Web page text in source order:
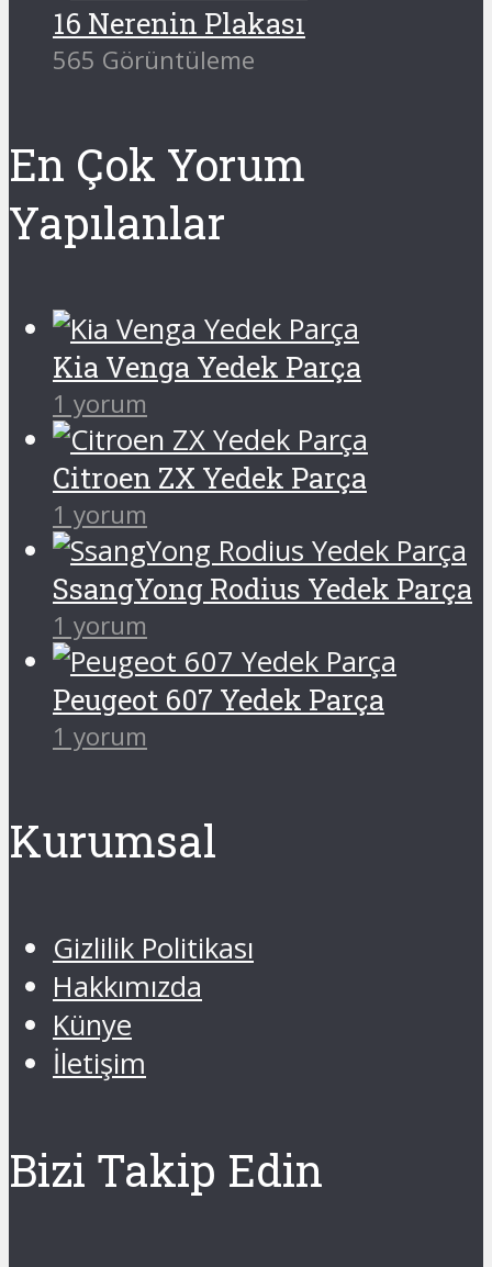
16 Nerenin Plakası
565 Görüntüleme
En Çok Yorum
Yapılanlar
Kia Venga Yedek Parça
1 yorum
Citroen ZX Yedek Parça
1 yorum
SsangYong Rodius Yedek Parça
1 yorum
Peugeot 607 Yedek Parça
1 yorum
Kurumsal
Gizlilik Politikası
Hakkımızda
Künye
İletişim
Bizi Takip Edin